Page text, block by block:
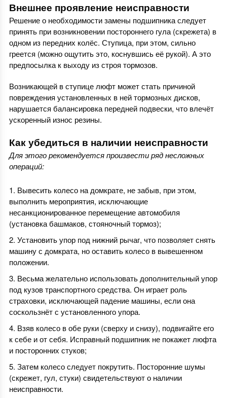
Внешнее проявление неисправности
Решение о необходимости замены подшипника следует
принять при возникновении постороннего гула (скрежета) в
одном из передних колёс. Ступица, при этом, сильно
греется (можно ощутить это, коснувшись её рукой). А это
предпосылка к выходу из строя тормозов.
Возникающей в ступице люфт может стать причиной
повреждения установленных в ней тормозных дисков,
нарушается балансировка передней подвески, что влечёт
ускоренный износ резины.
Как убедиться в наличии неисправности
Для этого рекомендуется произвести ряд несложных
операций:
Вывесить колесо на домкрате, не забыв, при этом,
выполнить мероприятия, исключающие
несанкционированное перемещение автомобиля
(установка башмаков, стояночный тормоз);
Установить упор под нижний рычаг, что позволяет снять
машину с домкрата, но оставить колесо в вывешенном
положении.
Весьма желательно использовать дополнительный упор
под кузов транспортного средства. Он играет роль
страховки, исключающей падение машины, если она
соскользнёт с установленного упора.
Взяв колесо в обе руки (сверху и снизу), подвигайте его
к себе и от себя. Исправный подшипник не покажет люфта
и посторонних стуков;
Затем колесо следует покрутить. Посторонние шумы
(скрежет, гул, стуки) свидетельствуют о наличии
неисправности.